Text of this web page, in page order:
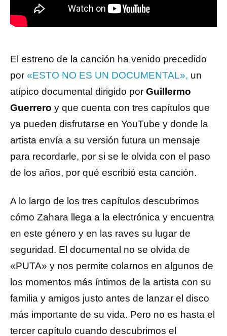
El estreno de la canción ha venido precedido
por «ESTO NO ES UN DOCUMENTAL», un
atípico documental dirigido por Guillermo
Guerrero y que cuenta con tres capítulos que
ya pueden disfrutarse en YouTube y donde la
artista envía a su versión futura un mensaje
para recordarle, por si se le olvida con el paso
de los años, por qué escribió esta canción.
A lo largo de los tres capítulos descubrimos
cómo Zahara llega a la electrónica y encuentra
en este género y en las raves su lugar de
seguridad. El documental no se olvida de
«PUTA» y nos permite colarnos en algunos de
los momentos más íntimos de la artista con su
familia y amigos justo antes de lanzar el disco
más importante de su vida. Pero no es hasta el
tercer capítulo cuando descubrimos el